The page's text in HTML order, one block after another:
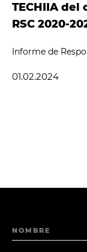
TECHIIA del
RSC 2020-
Informe de
01.02.2024
NOMBRE